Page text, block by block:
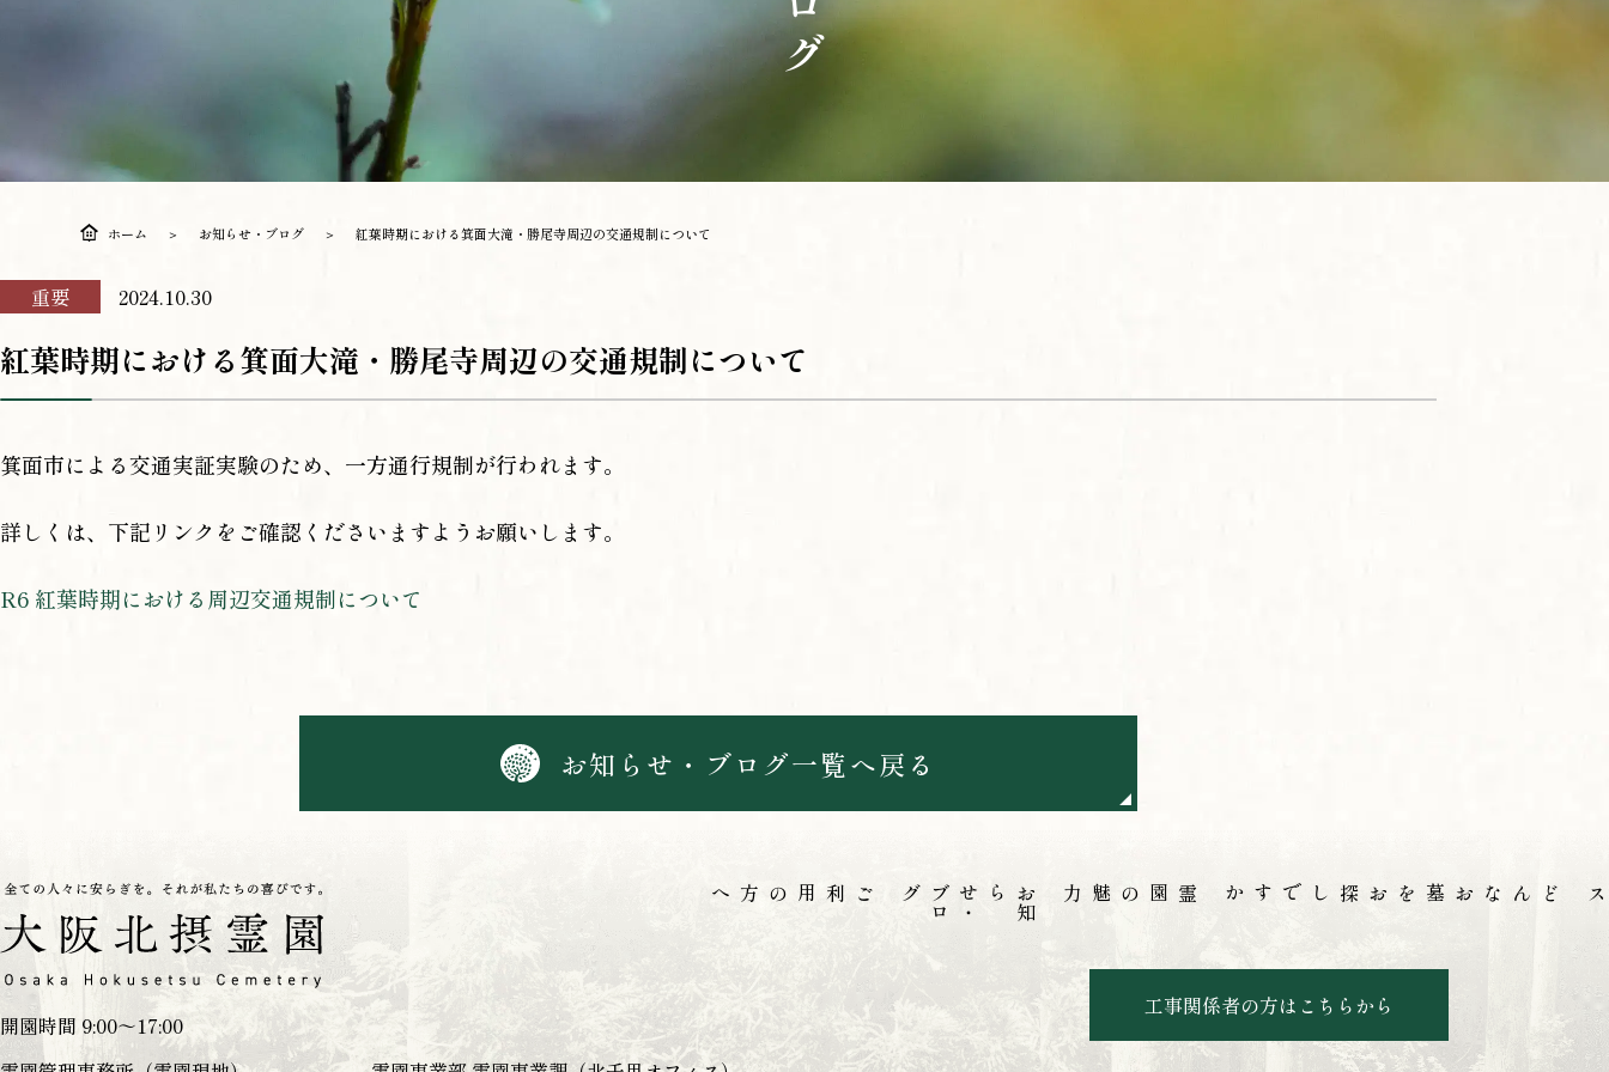
ホーム お知らせ・ブログ 紅葉時期における箕面大滝・勝尾寺周辺の交通規制について
重要 2024.10.30
紅葉時期における箕面大滝・勝尾寺周辺の交通規制について
箕面市による交通実証実験のため、一方通行規制が行われます。
詳しくは、下記リンクをご確認くださいますようお願いします。
R6 紅葉時期における周辺交通規制について
お知らせ・ブログ一覧へ戻る
開園時間 9:00～17:00
ご利用の方へ お
知
らせ
・
ブ
ロ
グ 霊園の魅力 どんなお墓をお探しですか アク
工事関係者の方はこちらから